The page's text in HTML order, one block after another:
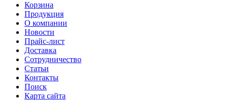
Корзина
Продукция
О компании
Новости
Прайс-лист
Доставка
Сотрудничество
Статьи
Контакты
Поиск
Карта сайта